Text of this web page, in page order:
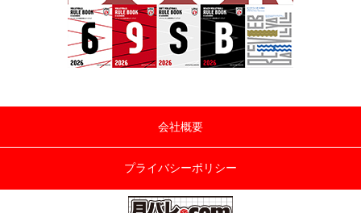
会社概要
プライバシーポリシー